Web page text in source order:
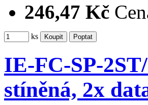
246,47 Kč
ks
IE-FC-SP-
stíněná, 2x